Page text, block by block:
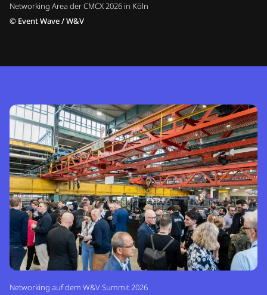
Networking Area der CMCX 2026 in Köln
© Event Wave / W&V
Networking auf dem W&V Summit 2026